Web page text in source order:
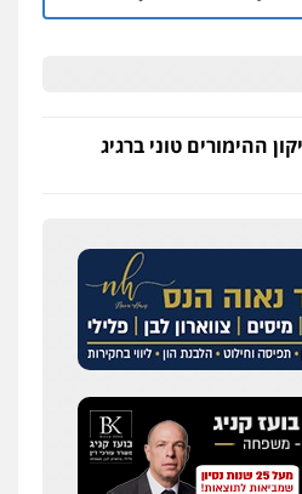
ההימורים טוני ברגיג